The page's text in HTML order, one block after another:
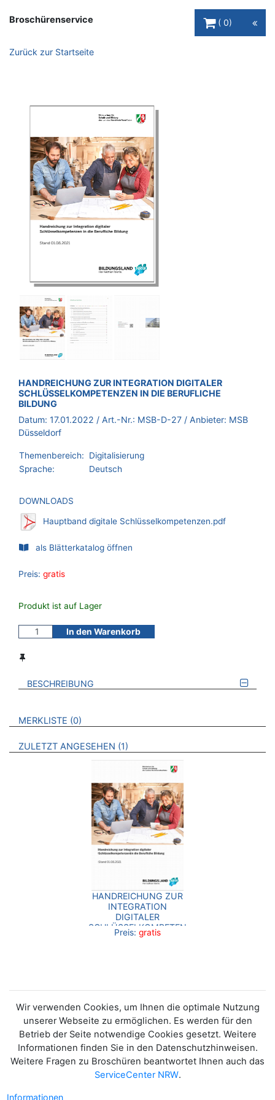
Broschürenservice
0
Zurück zur Startseite
BROSCHÜRE:
HANDREICHUNG ZUR INTEGRATION DIGITALER
SCHLÜSSELKOMPETENZEN IN DIE BERUFLICHE
BILDUNG
Datum: 17.01.2022 / Art.-Nr.: MSB-D-27 / Anbieter: MSB
Düsseldorf
Themenbereich:
Digitalisierung
Sprache:
Deutsch
DOWNLOADS
Hauptband digitale Schlüsselkompetenzen.pdf
als Blätterkatalog öffnen
Preis: gratis
Produkt ist auf Lager
In den Warenkorb
BESCHREIBUNG
VERWEISE AUF VERMERKTE- ODER ZULETZT ANGESEHENE
MERKLISTE 0 BROSCHÜREN
ZULETZT ANGESEHEN 1 BROSCHÜREN
HANDREICHUNG ZUR
INTEGRATION
DIGITALER
SCHLÜSSELKOMPETENZEN
IN DIE BERUFLICHE
Preis: gratis
Wir verwenden Cookies, um Ihnen die optimale Nutzung
unserer Webseite zu ermöglichen. Es werden für den
Betrieb der Seite notwendige Cookies gesetzt. Weitere
Informationen finden Sie in den Datenschutzhinweisen.
Weitere Fragen zu Broschüren beantwortet Ihnen auch das
ServiceCenter NRW.
Informationen